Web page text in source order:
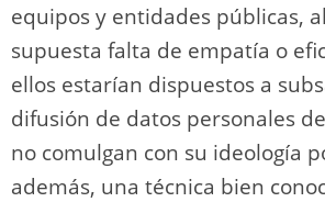
equipos y entidades públicas,
supuesta falta de empatía o
ellos estarían dispuestos a
difusión de datos personales
no comulgan con su ideología
además, una técnica bien